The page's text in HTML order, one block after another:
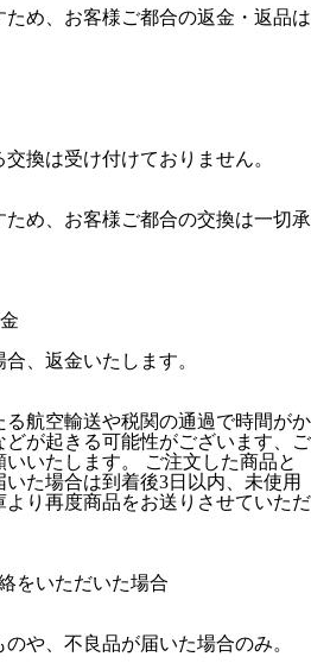
め、お客様ご都合の返金・返品は
換は受け付けておりません。
め、お客様ご都合の交換は一切承
、返金いたします。
航空輸送や税関の通過で時間がか
が起きる可能性がございます、ご
いたします。 ご注文した商品と
た場合は到着後3日以内、未使用
り再度商品をお送りさせていただ
をいただいた場合
や、不良品が届いた場合のみ。